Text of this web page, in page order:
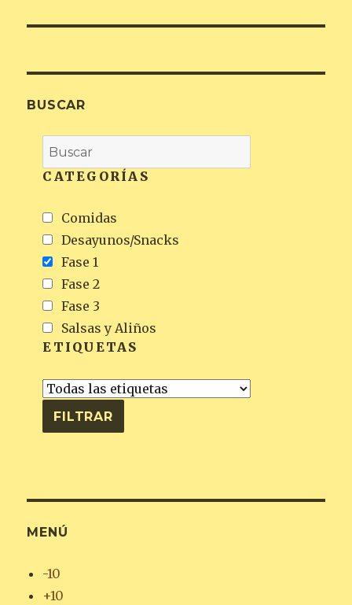
BUSCAR
CATEGORÍAS
Comidas
Desayunos/Snacks
Fase 1
Fase 2
Fase 3
Salsas y Aliños
ETIQUETAS
MENÚ
-10
+10